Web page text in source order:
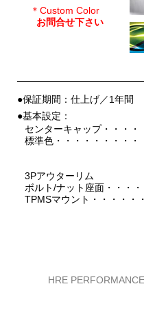
＊Custom Color
お問合せ下さい
●保証期間：仕上げ／1年間
●基本設定：
センターキャップ・・・・
標準色・・・・・・・・・
3Pアウターリム
ボルト/ナット座面・・・・
TPMSマウント・・・・・
HRE